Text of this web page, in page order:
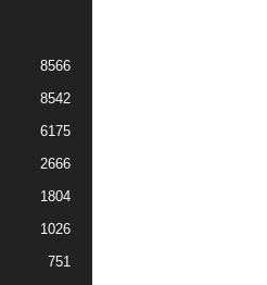
8566
8542
6175
2666
1804
1026
751